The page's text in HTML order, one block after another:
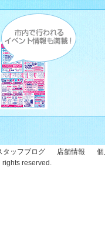
タッフブログ 店舗情報
rights reserved.